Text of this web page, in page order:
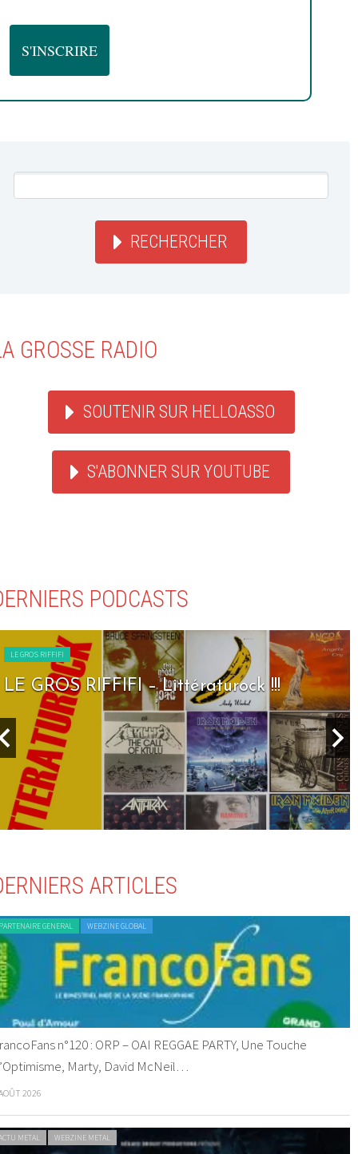
RECHERCHER
GROSSE RADIO
SOUTENIR SUR HELLOASSO
S'ABONNER SUR YOUTUBE
PODCASTS
LE GROS RIFFIFI
LE GROS RIFFIFI – Littératurock !!!
ARTICLES
GENERAL WEBZINE GLOBAL
n°120 : ORP – OAI REGGAE PARTY, Une Touche
Marty, David McNeil…
2026
METAL WEBZINE METAL